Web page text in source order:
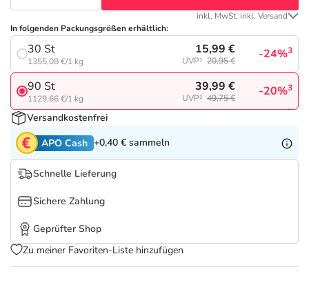
Tierapotheke
Vitamine & Mineralstoffe
Marken
Salus Deals
inkl. MwSt. inkl. Versand
In folgenden Packungsgrößen erhältlich:
30 St
1355,08 €/1 kg
15,99 €
UVP¹ 20,95 € -24%3
90 St
1129,66 €/1 kg
39,99 €
UVP¹ 49,75 € -20%3
Versandkostenfrei
APO Cash +0,40 € sammeln
Schnelle Lieferung
Sichere Zahlung
Geprüfter Shop
Zu meiner Favoriten-Liste hinzufügen